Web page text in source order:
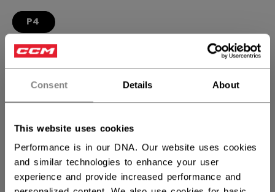
Consent Details About
This website uses cookies
Performance is in our DNA. Our website uses cookies
and similar technologies to enhance your user
experience and provide increased performance and
P4
MENGE
IN DEN WARENKORB
Versandbestimmungen